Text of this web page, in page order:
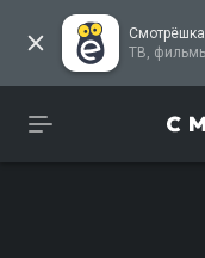
Смотрёшка